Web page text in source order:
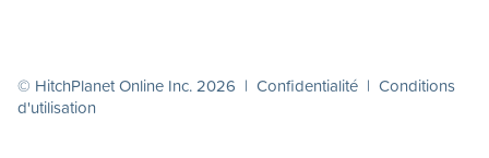
© HitchPlanet Online Inc. 2026 | Confidentialité | Conditions
d'utilisation